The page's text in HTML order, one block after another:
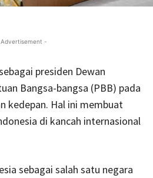
-
presiden Dewan
Bangsa-bangsa (PBB) pada
kedepan. Hal ini membuat
di kancah internasional
sebagai salah satu negara